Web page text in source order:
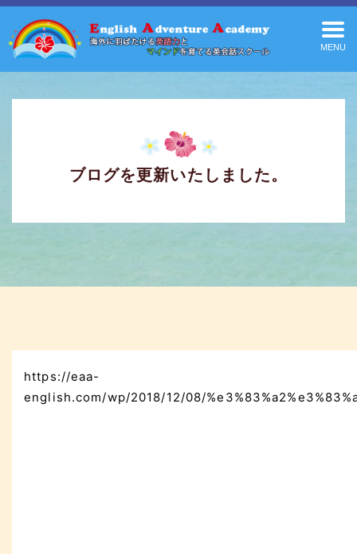
MENU
ブログを更新いたしました。
https://eaa-
english.com/wp/2018/12/08/